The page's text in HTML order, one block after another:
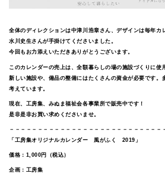
全体のディレクションは中津川浩章さん、デザインは毎年カ
水川史生さんが手掛けてくださいました。
今回もお力添えいただきありがとうございます。
このカレンダーの売上は、全額暮らしの場の施設づくりに使
新しい施設や、備品の整備にはたくさんの資金が必要です。
考えています。
現在、工房集、みぬま福祉会各事業所で販売中です！
是非是非お買い求めくださいませ。
－－－－－－－－－－－－－－－－－－－－－－－－－－－
「工房集オリジナルカレンダー 風がふく 2019」
価格：1,000円（税込）
企画：工房集